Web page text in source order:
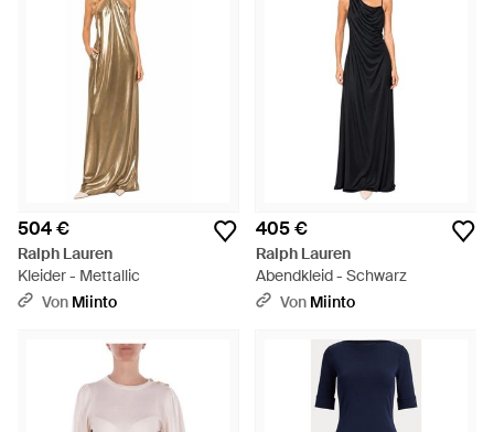
504 €
Ralph Lauren
Kleider - Mettallic
Von Miinto
405 €
Ralph Lauren
Abendkleid - Schwarz
Von Miinto